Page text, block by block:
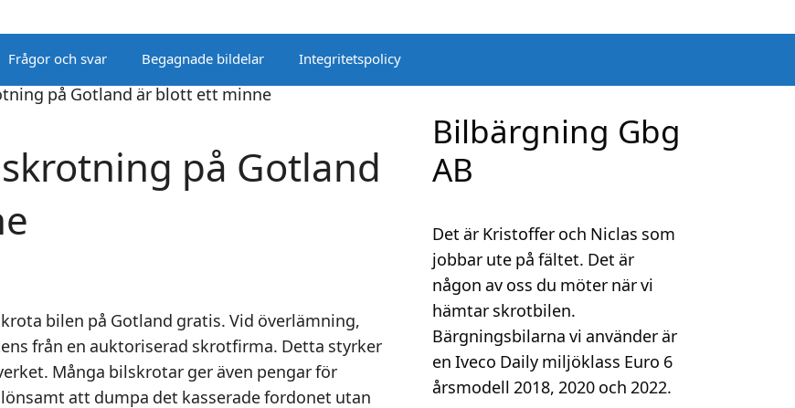
Frågor och svar Begagnade bildelar Integritetspolicy
på Gotland
bilen på Gotland gratis. Vid överlämning,
från en auktoriserad skrotfirma. Detta styrker
Många bilskrotar ger även pengar för
att dumpa det kasserade fordonet utan
Bilbärgning Gbg
AB
Det är Kristoffer och Niclas som
jobbar ute på fältet. Det är
någon av oss du möter när vi
hämtar skrotbilen.
Bärgningsbilarna vi använder är
en Iveco Daily miljöklass Euro 6
årsmodell 2018, 2020 och 2022.